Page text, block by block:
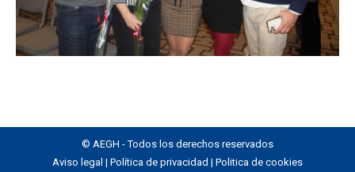
© AEGH - Todos los derechos reservados
Aviso legal | Política de privacidad | Politica de cookies